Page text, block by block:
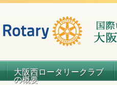
大阪西ロータリークラブ
の概要